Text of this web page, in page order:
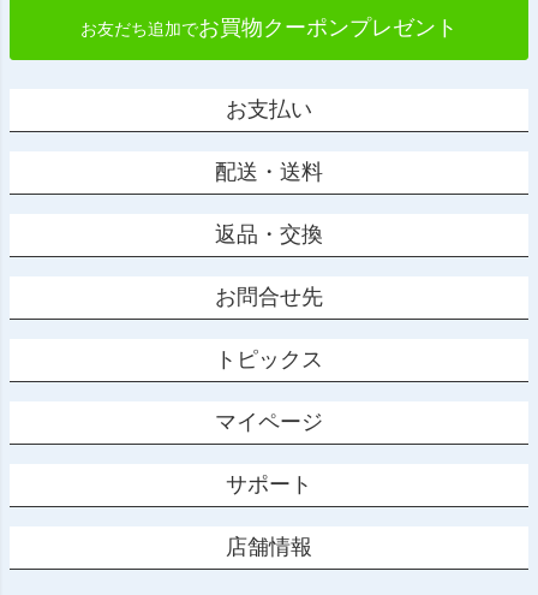
お友だち追加でお買物クーポンプレゼント
お支払い
配送・送料
返品・交換
お問合せ先
トピックス
マイページ
サポート
店舗情報